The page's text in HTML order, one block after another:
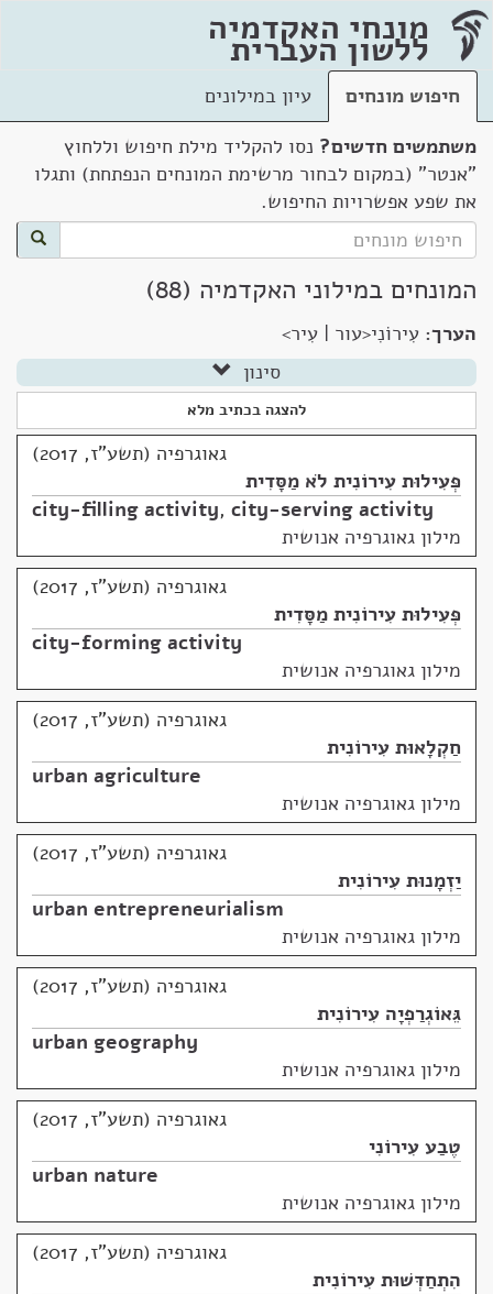
מונחי האקדמיה
ללשון העברית
חיפוש מונחים
עיון במילונים
משתמשים חדשים? נסו להקליד מילת חיפוש וללחוץ
"אנטר" (במקום לבחור מרשימת המונחים הנפתחת) ותגלו
את שפע אפשרויות החיפוש.
המונחים במילוני האקדמיה (88)
הערך: עִירוֹנִי<עור | עִיר>
סינון
להצגה בכתיב מלא
גאוגרפיה (תשע"ז, 2017)
פְּעִילוּת עִירוֹנִית לֹא מַסָּדִית
city-filling activity, city-serving activity
מילון גאוגרפיה אנושית
גאוגרפיה (תשע"ז, 2017)
פְּעִילוּת עִירוֹנִית מַסָּדִית
city-forming activity
מילון גאוגרפיה אנושית
גאוגרפיה (תשע"ז, 2017)
חַקְלָאוּת עִירוֹנִית
urban agriculture
מילון גאוגרפיה אנושית
גאוגרפיה (תשע"ז, 2017)
יַזְמָנוּת עִירוֹנִית
urban entrepreneurialism
מילון גאוגרפיה אנושית
גאוגרפיה (תשע"ז, 2017)
גֵּאוֹגְרַפְיָה עִירוֹנִית
urban geography
מילון גאוגרפיה אנושית
גאוגרפיה (תשע"ז, 2017)
טֶבַע עִירוֹנִי
urban nature
מילון גאוגרפיה אנושית
גאוגרפיה (תשע"ז, 2017)
הִתְחַדְּשׁוּת עִירוֹנִית